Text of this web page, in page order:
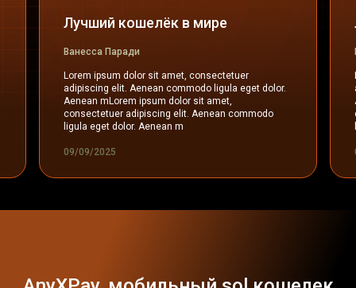
Лучший кошелёк в мире
Ванесса Паради
Lorem ipsum dolor sit amet, consectetuer
adipiscing elit. Aenean commodo ligula eget dolor.
Aenean mLorem ipsum dolor sit amet,
consectetuer adipiscing elit. Aenean commodo
ligula eget dolor. Aenean m
09/09/2025